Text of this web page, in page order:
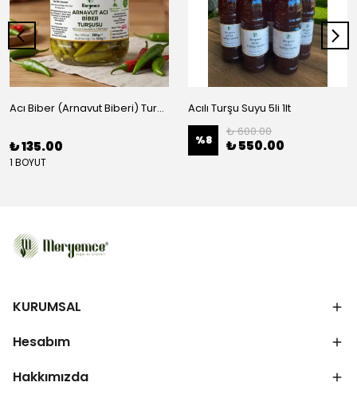
Acı Biber (Arnavut Biberi) Turşusu - BRÜT 425CC
₺ 135.00
1 BOYUT
Acılı Turşu Suyu 5li 1lt
%8
₺ 600.00
₺ 550.00
KURUMSAL
Hesabım
Hakkımızda